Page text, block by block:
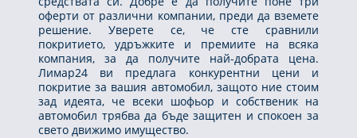
оферти от различни компании, преди да вземете
решение. Уверете се, че сте сравнили
покритието, удръжките и премиите на всяка
компания, за да получите най-добрата цена.
Лимар24 ви предлага конкурентни цени и
покритие за вашия автомобил, защото ние стоим
зад идеята, че всеки шофьор и собственик на
автомобил трябва да бъде защитен и спокоен за
свето движимо имущество.